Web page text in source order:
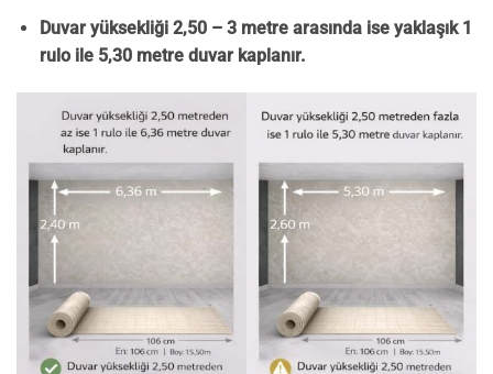
Duvar yüksekliği 2,50 – 3 metre arasında ise yaklaşık 1
rulo ile 5,30 metre duvar kaplanır.